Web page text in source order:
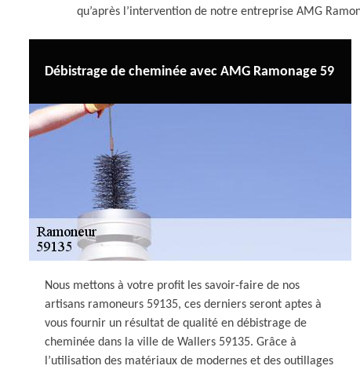
qu’après l’intervention de notre entreprise AMG
Débistrage de cheminée avec AMG Ramonage 59
Nous mettons à votre profit les savoir-faire de nos
artisans ramoneurs 59135, ces derniers seront aptes à
vous fournir un résultat de qualité en débistrage de
cheminée dans la ville de Wallers 59135. Grâce à
l’utilisation des matériaux de modernes et des outillages